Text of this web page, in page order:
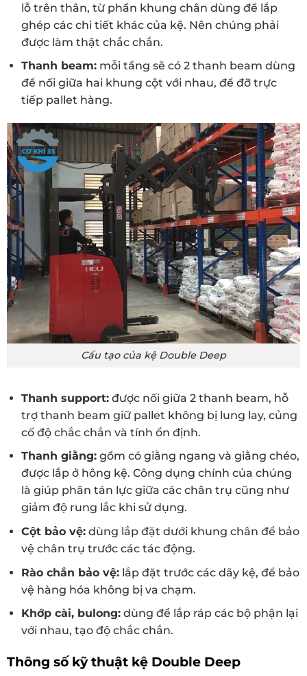
lỗ trên thân, từ phần khung chân dùng để lắp
ghép các chi tiết khác của kệ. Nên chúng phải
được làm thật chắc chắn.
Thanh beam:mỗi tầng sẽ có 2 thanh beam dùng
để nối giữa hai khung cột với nhau, để đỡ trực
tiếp pallet hàng.
Cấu tạo của kệ Double Deep
Thanh support:được nối giữa 2 thanh beam, hỗ
trợ thanh beam giữ pallet không bị lung lay, củng
cố độ chắc chắn và tính ổn định.
Thanh giằng:gồm có giằng ngang và giằng chéo,
được lắp ở hông kệ. Công dụng chính của chúng
là giúp phân tán lực giữa các chân trụ cũng như
giảm độ rung lắc khi sử dụng.
Cột bảo vệ:dùng lắp đặt dưới khung chân để bảo
vệ chân trụ trước các tác động.
Rào chắn bảo vệ:lắp đặt trước các dãy kệ, để bảo
vệ hàng hóa không bị va chạm.
Khớp cài, bulong:dùng để lắp ráp các bộ phận lại
với nhau, tạo độ chắc chắn.
Thông số kỹ thuật kệ Double Deep